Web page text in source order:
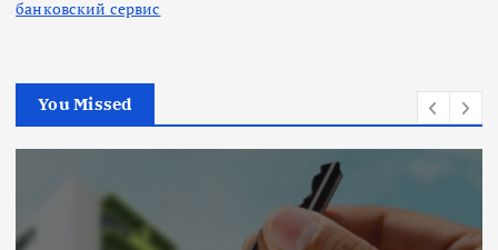
банковский сервис
You Missed